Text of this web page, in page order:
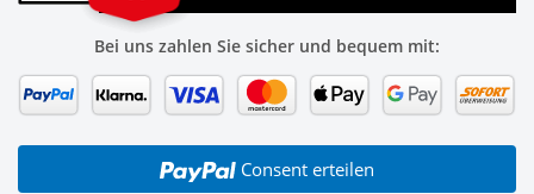
Bei uns zahlen Sie sicher und bequem mit:
Consent erteilen